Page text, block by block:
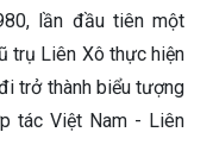
lần đầu tiên một
trụ Liên Xô thực hiện
trở thành biểu tượng
tác Việt Nam - Liên